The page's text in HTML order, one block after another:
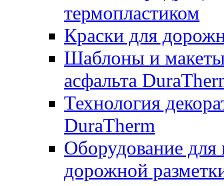
термопластиком
Краски для
Шаблоны и макеты
асфальта
Технология
DuraTherm
Оборудование для
дорожной